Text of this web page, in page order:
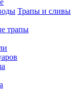
Трапы и сливы
трапы